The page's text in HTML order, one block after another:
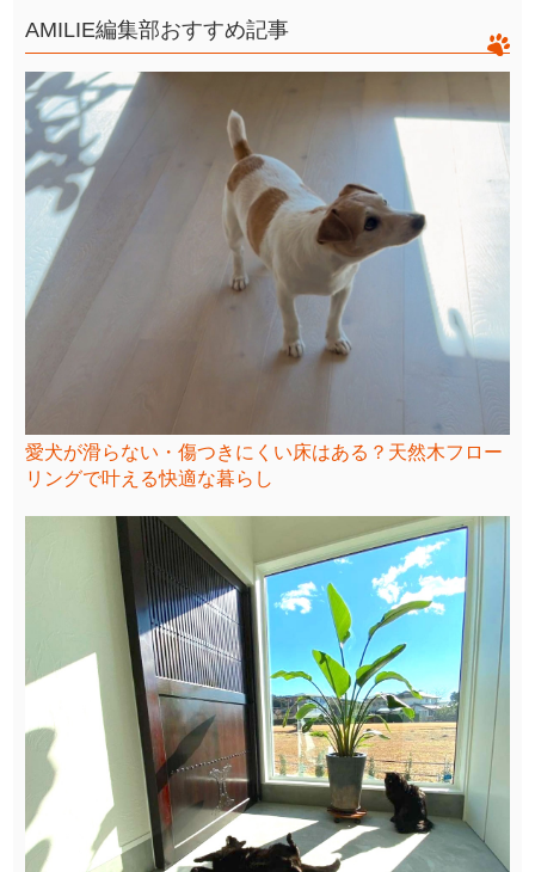
AMILIE編集部おすすめ記事
愛犬が滑らない・傷つきにくい床はある？天然木フロー
リングで叶える快適な暮らし